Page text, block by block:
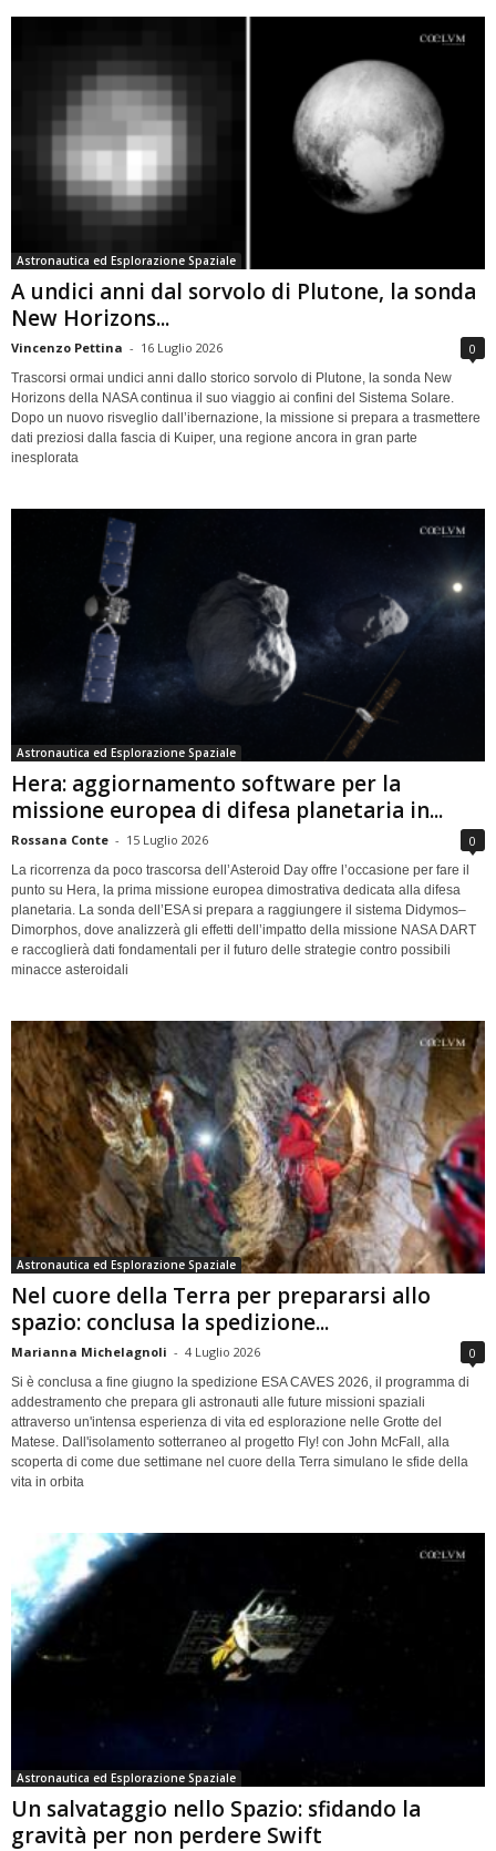
Astronautica ed Esplorazione Spaziale
A undici anni dal sorvolo di Plutone, la sonda
New Horizons...
Vincenzo Pettina - 16 Luglio 2026 0
Trascorsi ormai undici anni dallo storico sorvolo di Plutone, la sonda New
Horizons della NASA continua il suo viaggio ai confini del Sistema Solare.
Dopo un nuovo risveglio dall’ibernazione, la missione si prepara a trasmettere
dati preziosi dalla fascia di Kuiper, una regione ancora in gran parte
inesplorata
Astronautica ed Esplorazione Spaziale
Hera: aggiornamento software per la
missione europea di difesa planetaria in...
Rossana Conte - 15 Luglio 2026 0
La ricorrenza da poco trascorsa dell’Asteroid Day offre l’occasione per fare il
punto su Hera, la prima missione europea dimostrativa dedicata alla difesa
planetaria. La sonda dell’ESA si prepara a raggiungere il sistema Didymos–
Dimorphos, dove analizzerà gli effetti dell’impatto della missione NASA DART
e raccoglierà dati fondamentali per il futuro delle strategie contro possibili
minacce asteroidali
Astronautica ed Esplorazione Spaziale
Nel cuore della Terra per prepararsi allo
spazio: conclusa la spedizione...
Marianna Michelagnoli - 4 Luglio 2026 0
Si è conclusa a fine giugno la spedizione ESA CAVES 2026, il programma di
addestramento che prepara gli astronauti alle future missioni spaziali
attraverso un'intensa esperienza di vita ed esplorazione nelle Grotte del
Matese. Dall'isolamento sotterraneo al progetto Fly! con John McFall, alla
scoperta di come due settimane nel cuore della Terra simulano le sfide della
vita in orbita
Astronautica ed Esplorazione Spaziale
Un salvataggio nello Spazio: sfidando la
gravità per non perdere Swift